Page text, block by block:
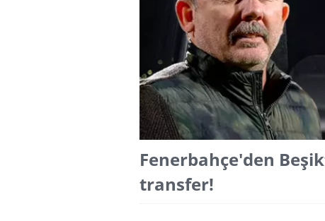
Fenerbahçe'den
transfer!